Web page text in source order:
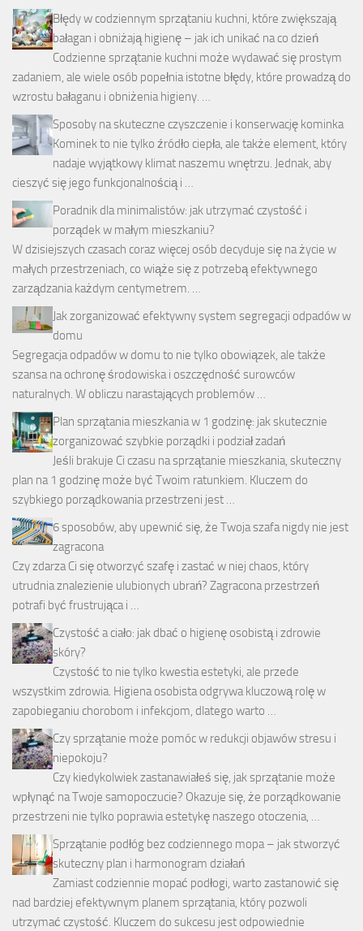
Błędy w codziennym sprzątaniu kuchni, które zwiększają
bałagan i obniżają higienę – jak ich unikać na co dzień
Codzienne sprzątanie kuchni może wydawać się prostym
zadaniem, ale wiele osób popełnia istotne błędy, które prowadzą do
wzrostu bałaganu i obniżenia higieny. …
Sposoby na skuteczne czyszczenie i konserwację kominka
Kominek to nie tylko źródło ciepła, ale także element, który
nadaje wyjątkowy klimat naszemu wnętrzu. Jednak, aby
cieszyć się jego funkcjonalnością i …
Poradnik dla minimalistów: jak utrzymać czystość i
porządek w małym mieszkaniu?
W dzisiejszych czasach coraz więcej osób decyduje się na życie w
małych przestrzeniach, co wiąże się z potrzebą efektywnego
zarządzania każdym centymetrem. …
Jak zorganizować efektywny system segregacji odpadów w
domu
Segregacja odpadów w domu to nie tylko obowiązek, ale także
szansa na ochronę środowiska i oszczędność surowców
naturalnych. W obliczu narastających problemów …
Plan sprzątania mieszkania w 1 godzinę: jak skutecznie
zorganizować szybkie porządki i podział zadań
Jeśli brakuje Ci czasu na sprzątanie mieszkania, skuteczny
plan na 1 godzinę może być Twoim ratunkiem. Kluczem do
szybkiego porządkowania przestrzeni jest …
6 sposobów, aby upewnić się, że Twoja szafa nigdy nie jest
zagracona
Czy zdarza Ci się otworzyć szafę i zastać w niej chaos, który
utrudnia znalezienie ulubionych ubrań? Zagracona przestrzeń
potrafi być frustrująca i …
Czystość a ciało: jak dbać o higienę osobistą i zdrowie
skóry?
Czystość to nie tylko kwestia estetyki, ale przede
wszystkim zdrowia. Higiena osobista odgrywa kluczową rolę w
zapobieganiu chorobom i infekcjom, dlatego warto …
Czy sprzątanie może pomóc w redukcji objawów stresu i
niepokoju?
Czy kiedykolwiek zastanawiałeś się, jak sprzątanie może
wpłynąć na Twoje samopoczucie? Okazuje się, że porządkowanie
przestrzeni nie tylko poprawia estetykę naszego otoczenia, …
Sprzątanie podłóg bez codziennego mopa – jak stworzyć
skuteczny plan i harmonogram działań
Zamiast codziennie mopać podłogi, warto zastanowić się
nad bardziej efektywnym planem sprzątania, który pozwoli
utrzymać czystość. Kluczem do sukcesu jest odpowiednie